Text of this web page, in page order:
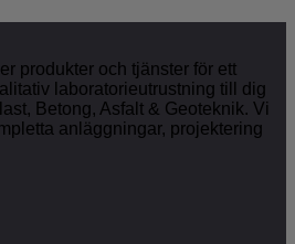
produkter och tjänster för ett
laboratorieutrustning till dig
Betong, Asfalt & Geoteknik. Vi
anläggningar, projektering